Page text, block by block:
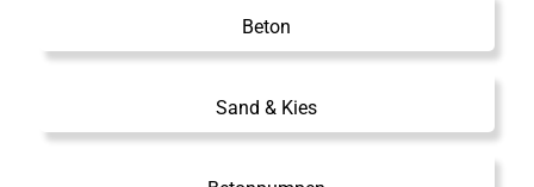
Beton
Sand & Kies